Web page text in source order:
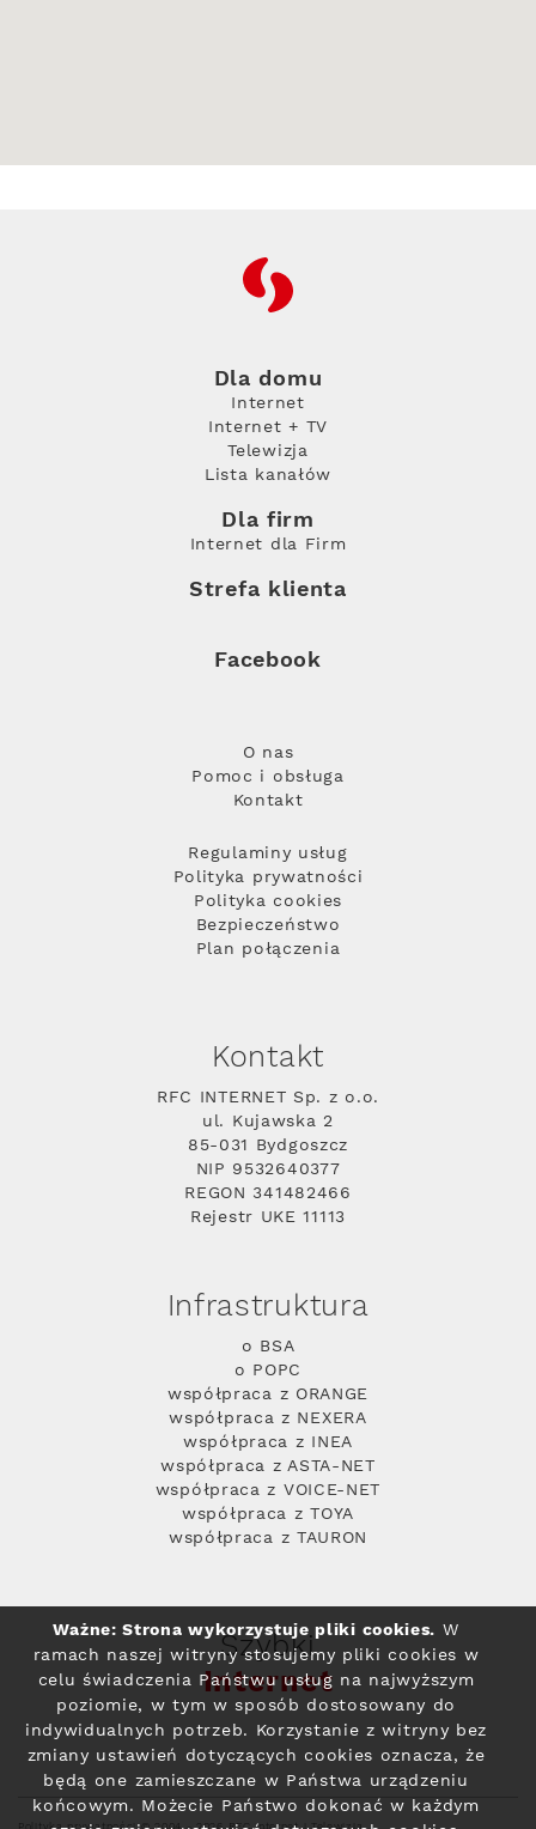
RFC
Dla domu
Internet
Internet + TV
Telewizja
Lista kanałów
Dla firm
Internet dla Firm
Strefa klienta
Facebook
O nas
Pomoc i obsługa
Kontakt
Regulaminy usług
Polityka prywatności
Polityka cookies
Bezpieczeństwo
Plan połączenia
Kontakt
RFC INTERNET Sp. z o.o.
ul. Kujawska 2
85-031 Bydgoszcz
NIP 9532640377
REGON 341482466
Rejestr UKE 11113
Infrastruktura
o BSA
o POPC
współpraca z ORANGE
współpraca z NEXERA
współpraca z INEA
współpraca z ASTA-NET
współpraca z VOICE-NET
współpraca z TOYA
współpraca z TAURON
Szybki
Internet
Ważne: Strona wykorzystuje pliki cookies. W
ramach naszej witryny stosujemy pliki cookies w
celu świadczenia Państwu usług na najwyższym
poziomie, w tym w sposób dostosowany do
indywidualnych potrzeb. Korzystanie z witryny bez
zmiany ustawień dotyczących cookies oznacza, że
będą one zamieszczane w Państwa urządzeniu
końcowym. Możecie Państwo dokonać w każdym